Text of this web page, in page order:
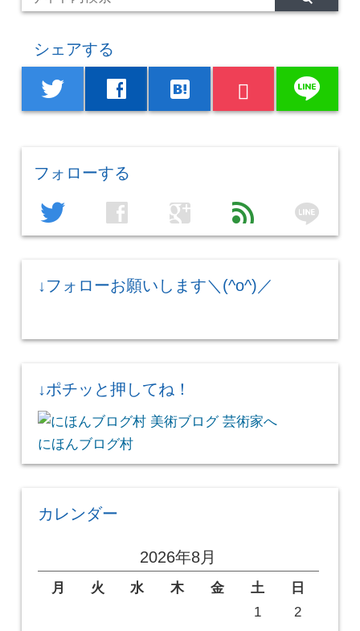
シェアする
twitter facebook hatenabookmark line
フォローする
twitter facebook google feed line
↓フォローお願いします＼(^o^)／
↓ポチッと押してね！
にほんブログ村
カレンダー
2026年8月
月 火 水 木 金 土
日
1
2